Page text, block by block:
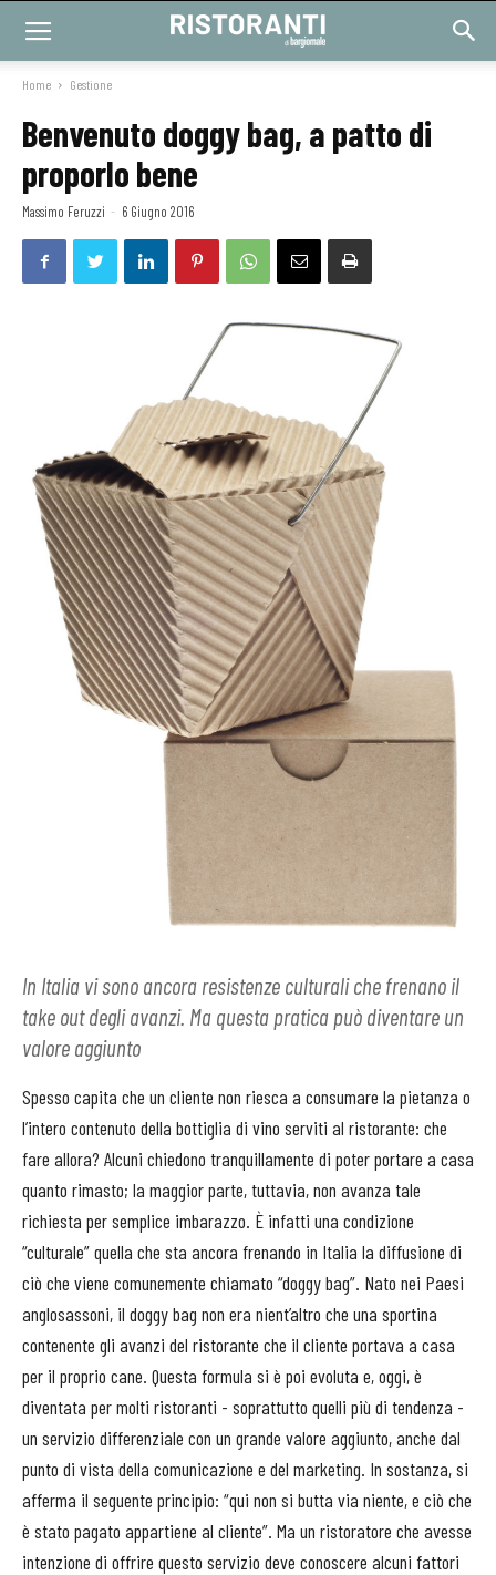
Home Gestione
Benvenuto doggy bag, a patto di
proporlo bene
Massimo Feruzzi - 6 Giugno 2016
In Italia vi sono ancora resistenze culturali che frenano il
take out degli avanzi. Ma questa pratica può diventare un
valore aggiunto
Spesso capita che un cliente non riesca a consumare la pietanza o
l’intero contenuto della bottiglia di vino serviti al ristorante: che
fare allora? Alcuni chiedono tranquillamente di poter portare a casa
quanto rimasto; la maggior parte, tuttavia, non avanza tale
richiesta per semplice imbarazzo. È infatti una condizione
“culturale” quella che sta ancora frenando in Italia la diffusione di
ciò che viene comunemente chiamato “doggy bag”. Nato nei Paesi
anglosassoni, il doggy bag non era nient’altro che una sportina
contenente gli avanzi del ristorante che il cliente portava a casa
per il proprio cane. Questa formula si è poi evoluta e, oggi, è
diventata per molti ristoranti - soprattutto quelli più di tendenza -
un servizio differenziale con un grande valore aggiunto, anche dal
punto di vista della comunicazione e del marketing. In sostanza, si
afferma il seguente principio: “qui non si butta via niente, e ciò che
è stato pagato appartiene al cliente”. Ma un ristoratore che avesse
intenzione di offrire questo servizio deve conoscere alcuni fattori